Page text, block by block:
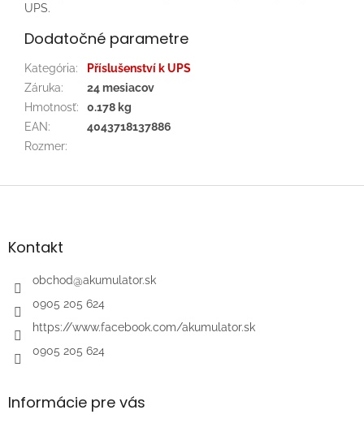
UPS.
Dodatočné parametre
Kategória:
Příslušenství k UPS
Záruka:
24 mesiacov
Hmotnosť:
0.178 kg
EAN:
4043718137886
Rozmer:
Z
äKontakt
obchod@akumulator.sk
0905 205 624
https://www.facebook.com/akumulator.sk
0905 205 624
Informácie pre vás